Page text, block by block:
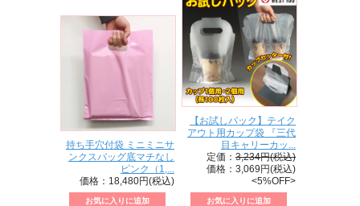
持ち手穴付袋 ミニミニサ
ンクスバッグ底マチなし
ピンク（1,...
価格：18,480円(税込)
【お試しパック】テイク
アウト用カップ袋 『三代
目キャリーカッ...
定価： 3,234円(税込)
価格：3,069円(税込)
<5%OFF>